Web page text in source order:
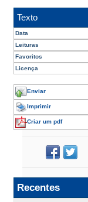
Texto
Data
Leituras
Favoritos
Licença
Enviar
Imprimir
Criar um pdf
Recentes